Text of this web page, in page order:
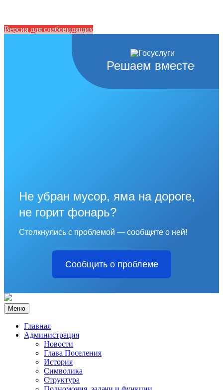
Версия для слабовидящих
Решаем вместе
Не убран мусор, яма на дороге,
не горит фонарь?
Столкнулись с проблемой — сообщите о ней!
Сообщить о проблеме
Меню
Главная
Администрация
Новости
Глава Поселения
История
Символика
Структура